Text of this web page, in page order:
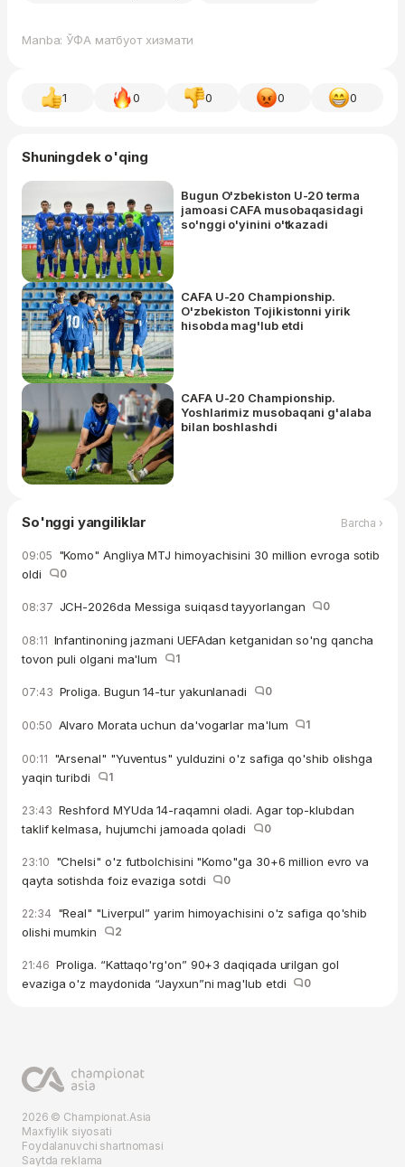
Manba: ЎФА матбуот хизмати
1 0 0 0 0
Shuningdek o'qing
Bugun O'zbekiston U-20 terma
jamoasi CAFA musobaqasidagi
so'nggi o'yinini o'tkazadi
CAFA U-20 Championship.
O'zbekiston Tojikistonni yirik
hisobda mag'lub etdi
CAFA U-20 Championship.
Yoshlarimiz musobaqani g'alaba
bilan boshlashdi
So'nggi yangiliklar Barcha ›
09:05 "Komo" Angliya MTJ himoyachisini 30 million evroga sotib
oldi
0
08:37 JCH-2026da Messiga suiqasd tayyorlangan 0
08:11 Infantinoning jazmani UEFAdan ketganidan so'ng qancha
tovon puli olgani ma'lum
1
07:43 Proliga. Bugun 14-tur yakunlanadi 0
00:50 Alvaro Morata uchun da'vogarlar ma'lum 1
00:11 "Arsenal" "Yuventus" yulduzini o'z safiga qo'shib olishga
yaqin turibdi
1
23:43 Reshford MYUda 14-raqamni oladi. Agar top-klubdan
taklif kelmasa, hujumchi jamoada qoladi
0
23:10 "Chelsi" o'z futbolchisini "Komo"ga 30+6 million evro va
qayta sotishda foiz evaziga sotdi
0
22:34 "Real" "Liverpul” yarim himoyachisini o'z safiga qo'shib
olishi mumkin
2
21:46 Proliga. “Kattaqo'rg'on” 90+3 daqiqada urilgan gol
evaziga o'z maydonida “Jayxun”ni mag'lub etdi
0
2026 © Championat.Asia
Maxfiylik siyosati
Foydalanuvchi shartnomasi
Saytda reklama